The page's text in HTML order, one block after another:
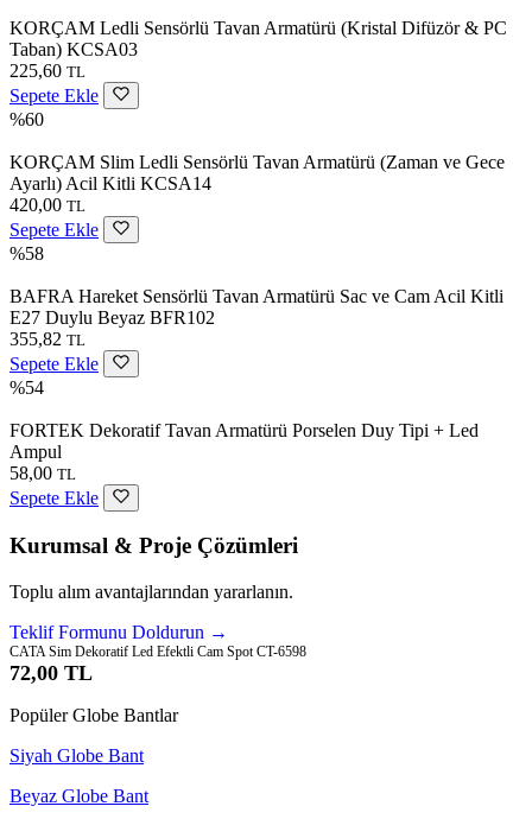
KORÇAM Ledli Sensörlü Tavan Armatürü (Kristal Difüzör & PC
Taban) KCSA03
225,60 TL
Sepete Ekle
%60
KORÇAM Slim Ledli Sensörlü Tavan Armatürü (Zaman ve Gece
Ayarlı) Acil Kitli KCSA14
420,00 TL
Sepete Ekle
%58
BAFRA Hareket Sensörlü Tavan Armatürü Sac ve Cam Acil Kitli
E27 Duylu Beyaz BFR102
355,82 TL
Sepete Ekle
%54
FORTEK Dekoratif Tavan Armatürü Porselen Duy Tipi + Led
Ampul
58,00 TL
Sepete Ekle
Kurumsal & Proje Çözümleri
Toplu alım avantajlarından yararlanın.
Teklif Formunu Doldurun →
CATA Sim Dekoratif Led Efektli Cam Spot CT-6598
72,00 TL
Popüler Globe Bantlar
Siyah Globe Bant
Beyaz Globe Bant